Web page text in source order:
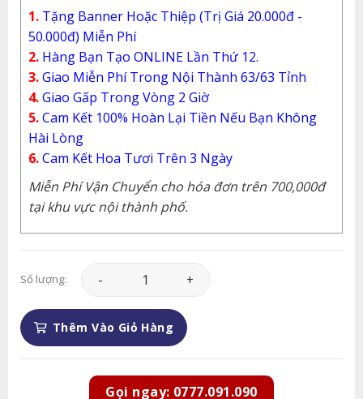
1. Tặng Banner Hoặc Thiệp (Trị Giá 20.000đ -
50.000đ) Miễn Phí
2. Hàng Bạn Tạo ONLINE Lần Thứ 12.
3.Giao Miễn Phí Trong Nội Thành 63/63 Tỉnh
4.Giao Gấp Trong Vòng 2 Giờ
5.Cam Kết 100% Hoàn Lại Tiền Nếu Bạn Không
Hài Lòng
6.Cam Kết Hoa Tươi Trên 3 Ngày
Miễn Phí Vận Chuyển cho hóa đơn trên 700,000đ
tại khu vực nội thành phố.
Số lượng: Giỏ Hoa - GH088 số lượng
Thêm Vào Giỏ Hàng
Gọi ngay: 0777.091.090